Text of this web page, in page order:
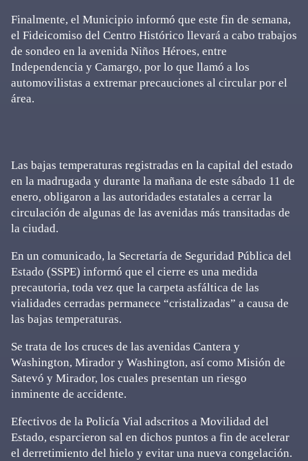
Finalmente, el Municipio informó que este fin de semana,
el Fideicomiso del Centro Histórico llevará a cabo trabajos
de sondeo en la avenida Niños Héroes, entre
Independencia y Camargo, por lo que llamó a los
automovilistas a extremar precauciones al circular por el
área.
Las bajas temperaturas registradas en la capital del estado
en la madrugada y durante la mañana de este sábado 11 de
enero, obligaron a las autoridades estatales a cerrar la
circulación de algunas de las avenidas más transitadas de
la ciudad.
En un comunicado, la Secretaría de Seguridad Pública del
Estado (SSPE) informó que el cierre es una medida
precautoria, toda vez que la carpeta asfáltica de las
vialidades cerradas permanece “cristalizadas” a causa de
las bajas temperaturas.
Se trata de los cruces de las avenidas Cantera y
Washington, Mirador y Washington, así como Misión de
Satevó y Mirador, los cuales presentan un riesgo
inminente de accidente.
Efectivos de la Policía Vial adscritos a Movilidad del
Estado, esparcieron sal en dichos puntos a fin de acelerar
el derretimiento del hielo y evitar una nueva congelación.